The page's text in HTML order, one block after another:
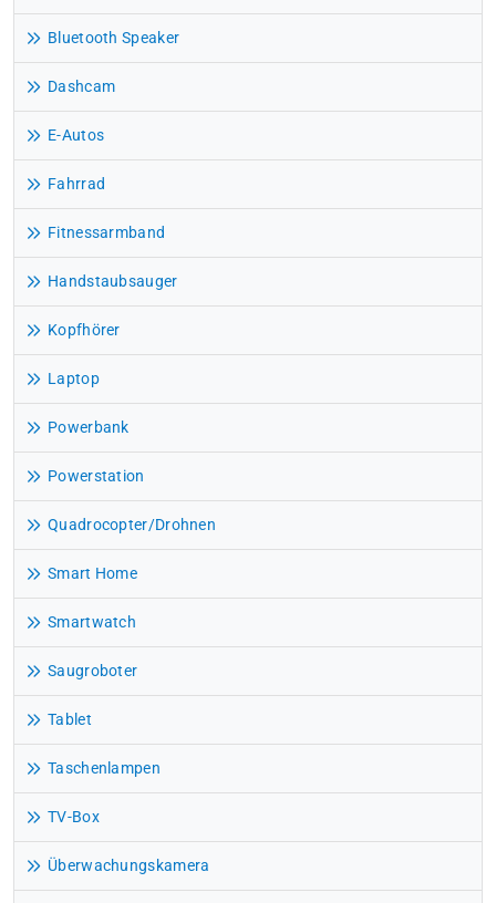
Bluetooth Speaker
Dashcam
E-Autos
Fahrrad
Fitnessarmband
Handstaubsauger
Kopfhörer
Laptop
Powerbank
Powerstation
Quadrocopter/Drohnen
Smart Home
Smartwatch
Saugroboter
Tablet
Taschenlampen
TV-Box
Überwachungskamera